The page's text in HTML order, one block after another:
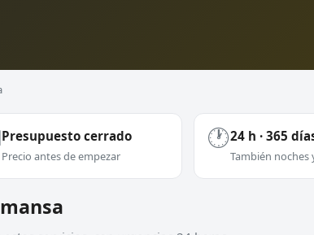
Presupuesto cerrado
Precio antes de empezar
🕐24 h · 365
También noches